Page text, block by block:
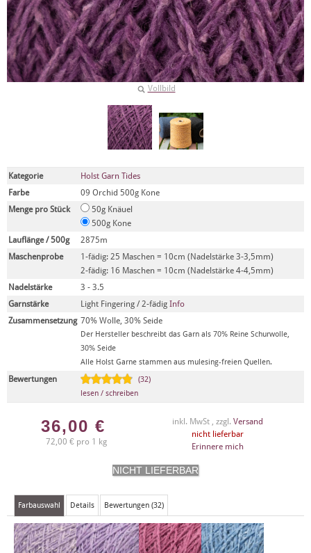
Vollbild
Kategorie
Holst Garn Tides
Farbe
09 Orchid 500g Kone
Menge pro Stück
50g Knäuel
500g Kone
Lauflänge / 500g
2875m
Maschenprobe
1-fädig: 25 Maschen = 10cm (Nadelstärke 3-3,5mm)
2-fädig: 16 Maschen = 10cm (Nadelstärke 4-4,5mm)
Nadelstärke
3 - 3.5
Garnstärke
Light Fingering / 2-fädig Info
Zusammensetzung 70% Wolle, 30% Seide
Der Hersteller beschreibt das Garn als 70% Reine Schurwolle,
30% Seide
Alle Holst Garne stammen aus mulesing-freien Quellen.
Bewertungen
(32)
lesen / schreiben
36,00 €
72,00 € pro 1 kg
inkl. MwSt , zzgl. Versand
nicht lieferbar
Erinnere mich
Farbauswahl Details Bewertungen (32)